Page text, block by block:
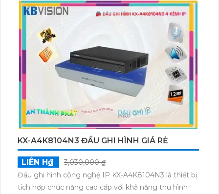
KX-A4K8104N3 ĐẦU GHI HÌNH GIÁ RẺ
LIÊN H₫
3,030,000 ₫
Đầu ghi hình công nghệ IP KX-A4K8104N3 là thiết bị
tích hợp chức năng cao cấp với khả năng thu hình